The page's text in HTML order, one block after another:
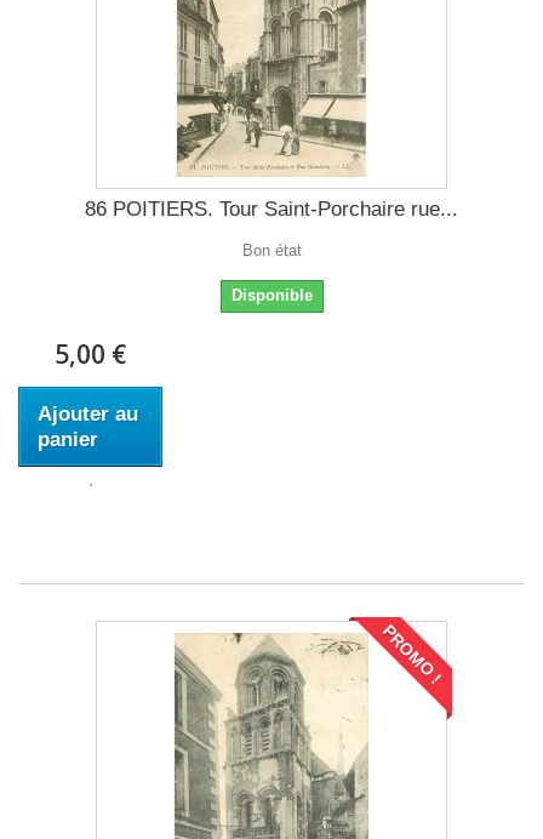
86 POITIERS. Tour Saint-Porchaire rue...
Bon état
Disponible
5,00 €
Ajouter au
panier
PROMO !